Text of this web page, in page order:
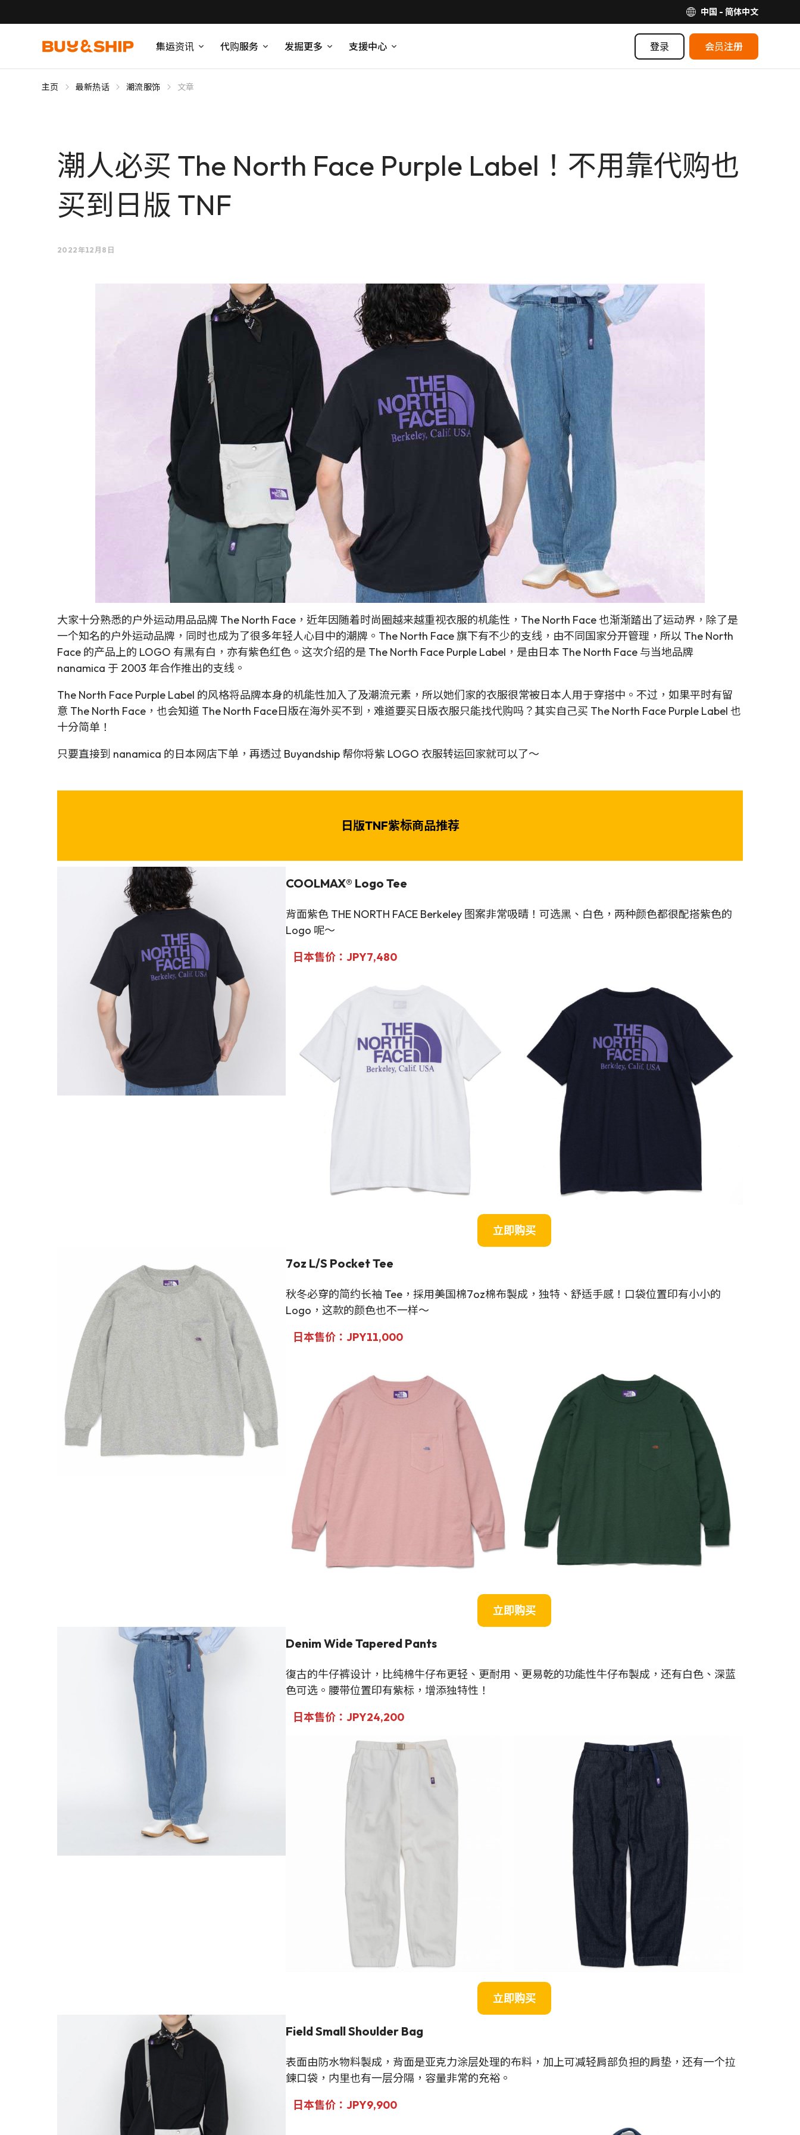
中国 - 简体中文
集运资讯 代购服务 发掘更多 支援中心 登录 会员注册
主页 最新热话 潮流服饰 文章
潮人必买 The North Face Purple Label！不用靠代购也
买到日版 TNF
2022年12月8日
大家十分熟悉的户外运动用品品牌 The North Face，近年因随着时尚圈越来越重视衣服的机能性，The North Face 也渐渐踏出了运动界，除了是
一个知名的户外运动品牌，同时也成为了很多年轻人心目中的潮牌。The North Face 旗下有不少的支线，由不同国家分开管理，所以 The North
Face 的产品上的 LOGO 有黑有白，亦有紫色红色。这次介绍的是 The North Face Purple Label，是由日本 The North Face 与当地品牌
nanamica 于 2003 年合作推出的支线。
The North Face Purple Label 的风格将品牌本身的机能性加入了及潮流元素，所以她们家的衣服很常被日本人用于穿搭中。不过，如果平时有留
意 The North Face，也会知道 The North Face日版在海外买不到，难道要买日版衣服只能找代购吗？其实自己买 The North Face Purple Label 也
十分简单！
只要直接到 nanamica 的日本网店下单，再透过 Buyandship 帮你将紫 LOGO 衣服转运回家就可以了～
日版TNF紫标商品推荐
COOLMAX® Logo Tee
背面紫色 THE NORTH FACE Berkeley 图案非常吸晴！可选黑、白色，两种颜色都很配搭紫色的
Logo 呢～
日本售价：JPY7,480
立即购买
7oz L/S Pocket Tee
秋冬必穿的简约长袖 Tee，採用美国棉7oz棉布製成，独特、舒适手感！口袋位置印有小小的
Logo，这款的颜色也不一样～
日本售价：JPY11,000
立即购买
Denim Wide Tapered Pants
復古的牛仔裤设计，比纯棉牛仔布更轻、更耐用、更易乾的功能性牛仔布製成，还有白色、深蓝
色可选。腰带位置印有紫标，增添独特性！
日本售价：JPY24,200
立即购买
Field Small Shoulder Bag
表面由防水物料製成，背面是亚克力涂层处理的布料，加上可减轻肩部负担的肩垫，还有一个拉
鍊口袋，内里也有一层分隔，容量非常的充裕。
日本售价：JPY9,900